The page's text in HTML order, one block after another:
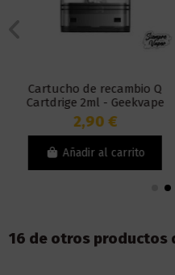
Cartucho de recambio Q
Cartdrige 2ml - Geekvape
2,90 €
Añadir al carrito
16 de otros productos